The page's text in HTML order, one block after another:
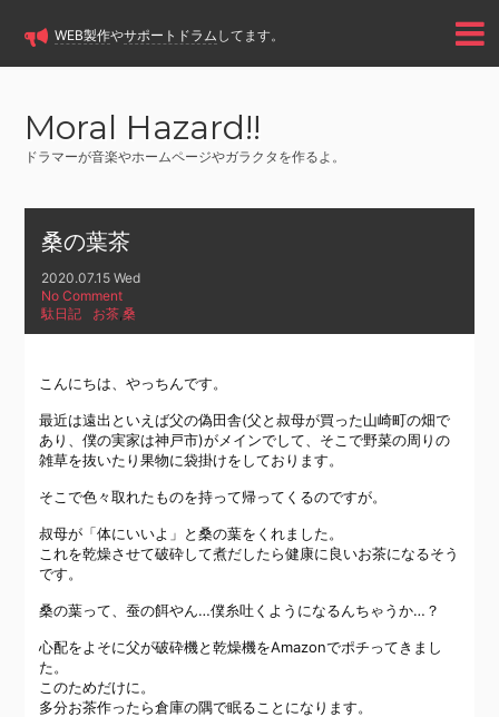
WEB製作やサポートドラム してます。
Moral Hazard!!
ドラマーが音楽やホームページやガラクタを作るよ。
桑の葉茶
2020.07.15 Wed
No Comment
駄日記
お茶,桑
こんにちは、やっちんです。
最近は遠出といえば父の偽田舎(父と叔母が買った山崎町の畑で
あり、僕の実家は神戸市)がメインでして、そこで野菜の周りの
雑草を抜いたり果物に袋掛けをしております。
そこで色々取れたものを持って帰ってくるのですが。
叔母が「体にいいよ」と桑の葉をくれました。
これを乾燥させて破砕して煮だしたら健康に良いお茶になるそう
です。
桑の葉って、蚕の餌やん…僕糸吐くようになるんちゃうか…？
心配をよそに父が破砕機と乾燥機をAmazonでポチってきまし
た。
このためだけに。
多分お茶作ったら倉庫の隅で眠ることになります。